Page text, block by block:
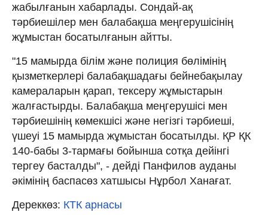
жабылғанын хабарлады. Сондай-ақ
тәрбиешілер мен балабақша меңгерушісінің
жұмыстан босатылғанын айтты.
"15 мамырда білім және полиция бөлімінің
қызметкерлері балабақшадағы бейнебақылау
камераларын қарап, тексеру жұмыстарын
жалғастырды. Балабақша меңгерушісі мен
тәрбиешінің көмекшісі және негізгі тәрбиеші,
үшеуі 15 мамырда жұмыстан босатылды. ҚР ҚК
140-бабы 3-тармағы бойынша сотқа дейінгі
тергеу басталды", - дейді Панфилов ауданы
әкімінің баспасөз хатшысы Нұрбол Ханағат.
Дереккөз: КТК арнасы